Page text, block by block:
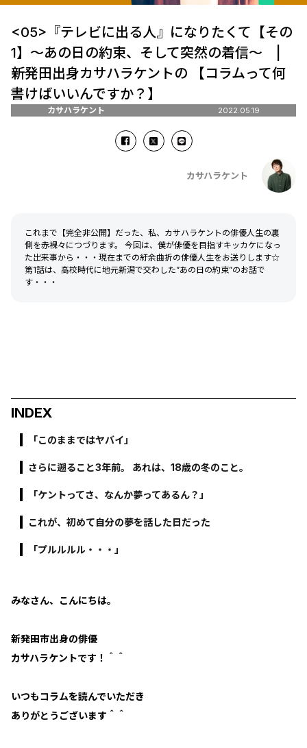
<05>『テレビに出る人』になりたくて【その
1】～あの日の約束、そして突然の着信～ |
新発田出身カサハラケントの 【コラムって何
書けばいいんですか？】
カサハラケント 2022.05.19
カサハラケント
これまで【完全非公開】だった、私、カサハラケントの俳優人生の裏
側を赤裸々につづります。 今回は、僕が俳優を目指すキッカケになっ
た出来事から・・・現在までの紆余曲折の俳優人生をお送りします☆
第1話は、高校時代に地元新潟で交わした”あの日の約束”のお話で
す・・・
INDEX
「このままではヤバイ」
さらに遡ること3年前。 あれは、18歳の冬のこと。
「ケントってさ、なんか夢ってあるん？」
これが、初めて自分の夢を話した日だった
「プルルルル・・・」
みなさん、こんにちは。
新発田市出身の俳優
カサハラケントです！＾＾
いつもコラムを読んでいただき
ありがとうございます＾＾